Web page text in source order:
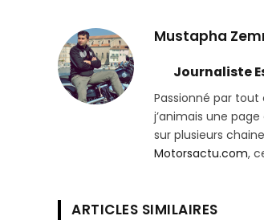
Mustapha
Journaliste
Passionné par tout
j’animais une
sur plusieurs
Motorsactu.com,
ARTICLES SIMILAIRES